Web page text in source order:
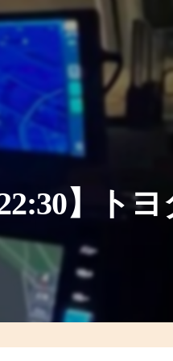
】ト